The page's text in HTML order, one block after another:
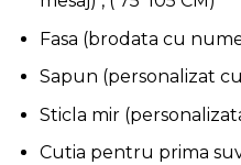
Fasa (brodata cu
Sapun (personalizat
Sticla mir
Cutia pentru prima